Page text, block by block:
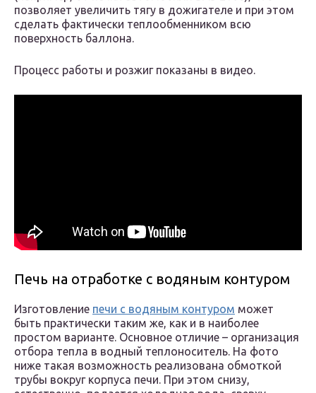
позволяет увеличить тягу в дожигателе и при этом
сделать фактически теплообменником всю
поверхность баллона.
Процесс работы и розжиг показаны в видео.
Печь на отработке с водяным контуром
Изготовление печи с водяным контуром может
быть практически таким же, как и в наиболее
простом варианте. Основное отличие – организация
отбора тепла в водный теплоноситель. На фото
ниже такая возможность реализована обмоткой
трубы вокруг корпуса печи. При этом снизу,